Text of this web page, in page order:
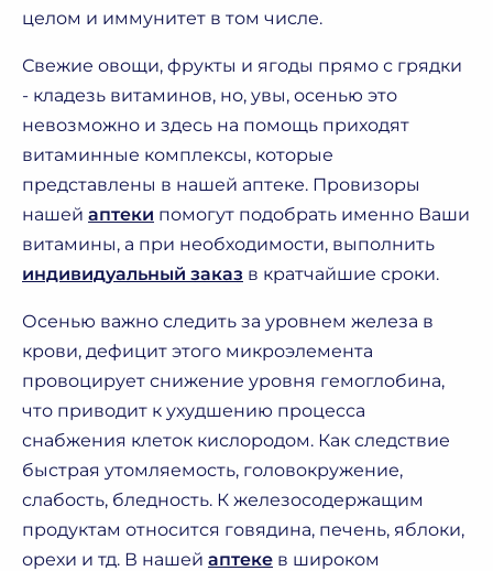
целом и иммунитет в том числе.
Свежие овощи, фрукты и ягоды прямо с грядки
- кладезь витаминов, но, увы, осенью это
невозможно и здесь на помощь приходят
витаминные комплексы, которые
представлены в нашей аптеке. Провизоры
нашей аптеки помогут подобрать именно Ваши
витамины, а при необходимости, выполнить
индивидуальный заказ в кратчайшие сроки.
Осенью важно следить за уровнем железа в
крови, дефицит этого микроэлемента
провоцирует снижение уровня гемоглобина,
что приводит к ухудшению процесса
снабжения клеток кислородом. Как следствие
быстрая утомляемость, головокружение,
слабость, бледность. К железосодержащим
продуктам относится говядина, печень, яблоки,
орехи и тд. В нашей аптеке в широком